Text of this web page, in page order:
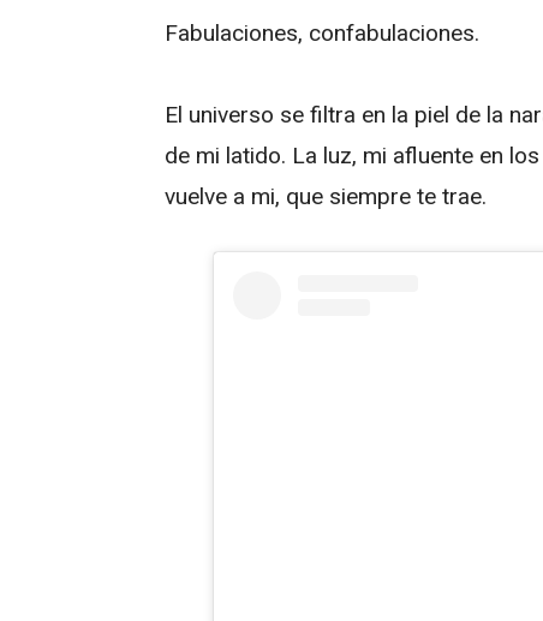
Fabulaciones, confabulaciones.
El universo se filtra en la piel de la
de mi latido. La luz, mi afluente en
vuelve a mi, que siempre te trae.